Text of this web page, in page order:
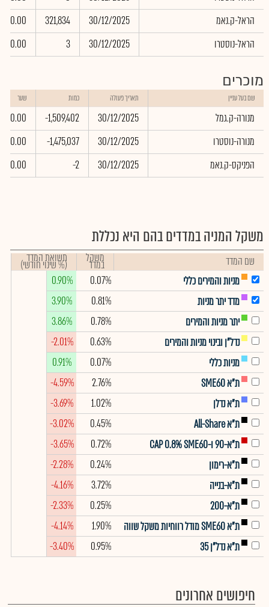
הראל-ק.נאמ
30/12/2025
321,834
0.00
הראל-נוסטרו
30/12/2025
3
0.00
מוכרים
שם בעל עניין תאריך פעולה כמות שער
מנורה-ק.גמל 30/12/2025
-1,509,402
0.00
מנורה-נוסטרו
30/12/2025
-1,475,037
0.00
הפניקס-ק.נאמ
30/12/2025
-2
0.00
משקל המניה במדדים בהם היא נכללת
שם המדד משקל
במדד תשואת המדד
(% שינוי חודשי)
מניות והמירים כללי
0.07%
0.90%
מדד יתר מניות
0.81%
3.90%
יתר מניות והמירים
0.78%
3.86%
נדל"ן ובינוי מניות והמירים
0.63%
-2.01%
מניות כללי
0.07%
0.91%
ת"א SME60
2.76%
-4.59%
ת"א נדלן
1.02%
-3.69%
ת"א All-Share
0.45%
-3.02%
ת"א-90 ו-CAP 0.8% SME60
0.72%
-3.65%
ת"א-רימון
0.24%
-2.28%
ת"א-בנייה
3.72%
-4.16%
ת"א-200
0.25%
-2.33%
ת"א SME60 מודל רווחיות משקל שווה
1.90%
-4.14%
ת"א נדל"ן 35
0.95%
-3.40%
חיפושים אחרונים